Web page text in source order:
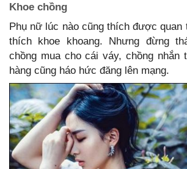
Khoe chồng
Phụ nữ lúc nào cũng thích được quan
thích khoe khoang. Nhưng đừng
chồng mua cho cái váy, chồng nhắn
hàng cũng háo hức đăng lên mạng.